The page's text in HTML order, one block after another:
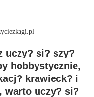
uczy? si? szy?
hobbystycznie,
krawieck? i
warto uczy? si?